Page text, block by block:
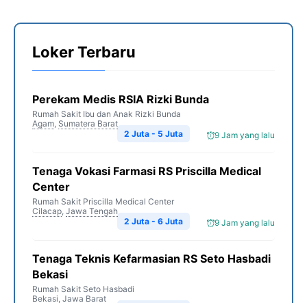
Loker Terbaru
Perekam Medis RSIA Rizki Bunda
Rumah Sakit Ibu dan Anak Rizki Bunda
Agam, Sumatera Barat
9 Jam yang lalu
2 Juta - 5 Juta
Tenaga Vokasi Farmasi RS Priscilla Medical
Center
Rumah Sakit Priscilla Medical Center
Cilacap, Jawa Tengah
9 Jam yang lalu
2 Juta - 6 Juta
Tenaga Teknis Kefarmasian RS Seto Hasbadi
Bekasi
Rumah Sakit Seto Hasbadi
Bekasi, Jawa Barat